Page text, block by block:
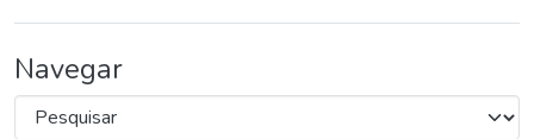
Navegar